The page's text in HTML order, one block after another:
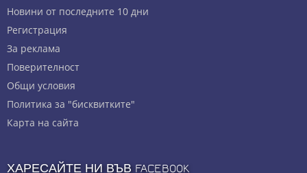
Новини от последните 10 дни
Регистрация
За реклама
Πoвepитeлнocт
Общи условия
Политика за "бисквитките"
Карта на сайта
ХАРЕСАЙТЕ НИ ВЪВ FACEBOOK